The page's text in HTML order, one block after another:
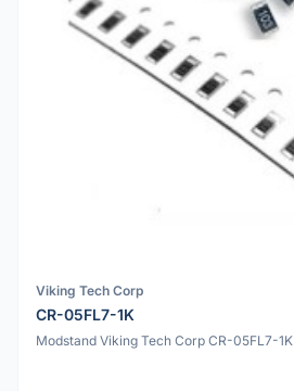
Viking Tech Corp
CR-05FL7-1K
Modstand Viking Tech Corp CR-05FL7-1K